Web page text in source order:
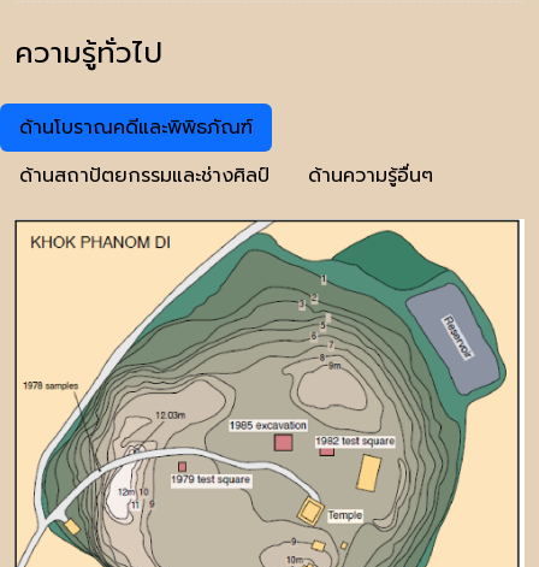
ความรู้ทั่วไป
ด้านโบราณคดีและพิพิธภัณฑ์
ด้านสถาปัตยกรรมและช่างศิลป์
ด้านความรู้อื่นๆ